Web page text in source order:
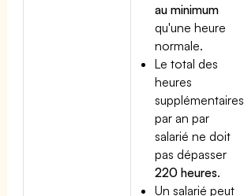
au minimum
qu'une heure
normale.
Le total des
heures
supplémentaires
par an par
salarié ne doit
pas dépasser
220 heures.
Un salarié peut